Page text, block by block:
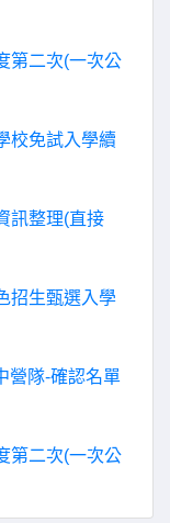
第二次(一次公
校免試入學續
訊整理(直接
招生甄選入學
營隊-確認名單
第二次(一次公